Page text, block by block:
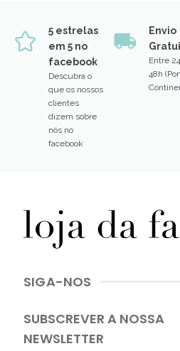
5 estrelas
em 5 no
facebook
Descubra o
que os nossos
clientes
dizem sobre
nós no
facebook
Envio
Entre
48h
SIGA-NOS
SUBSCREVER A NOSSA
NEWSLETTER